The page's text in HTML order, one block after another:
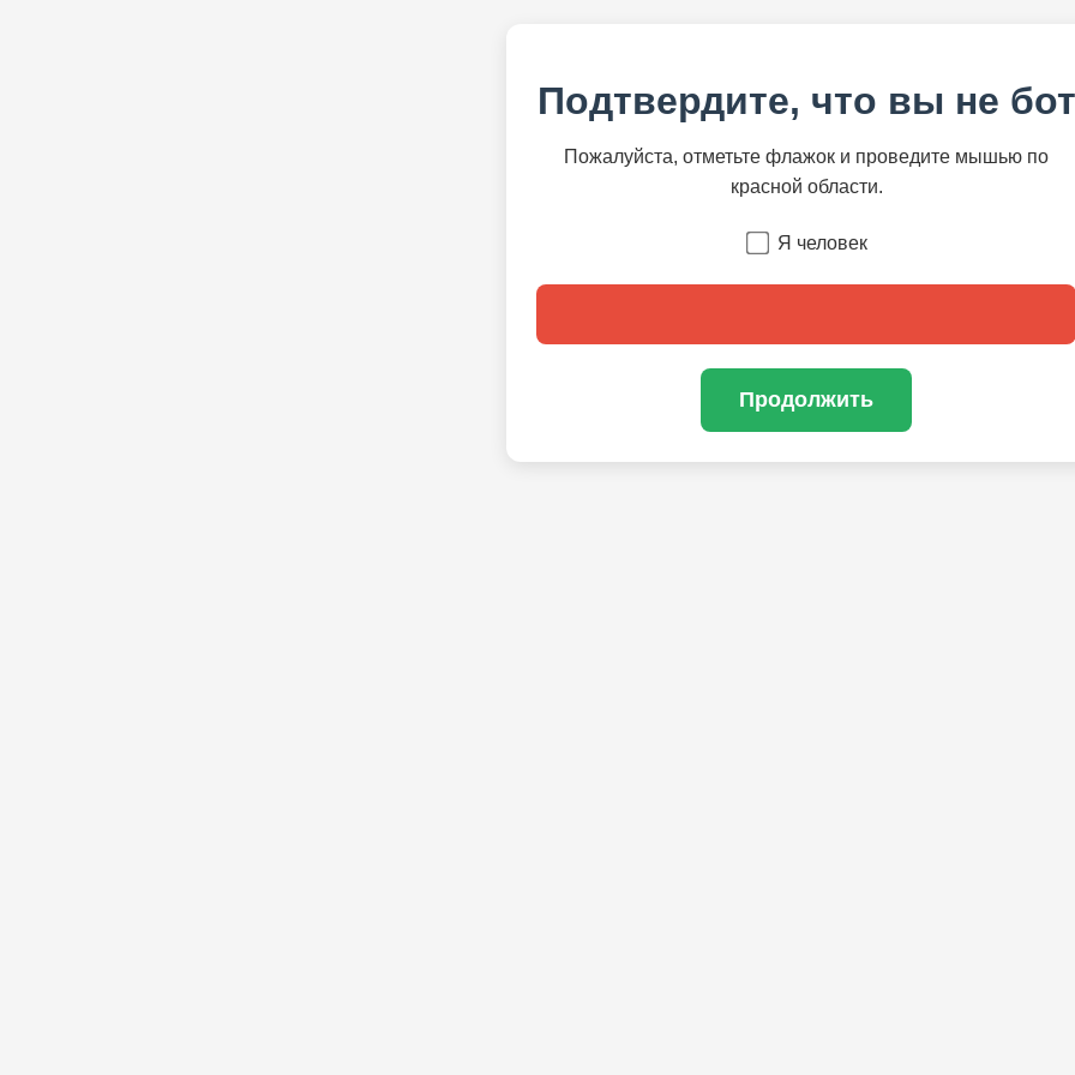
Подтвердите, что вы не бот
Пожалуйста, отметьте флажок и проведите мышью по
красной области.
Я человек
Продолжить